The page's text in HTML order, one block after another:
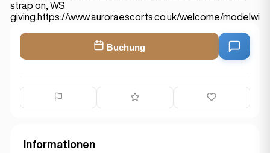
strap on, WS
giving.https://www.auroraescorts.co.uk/welcome/
Buchung
Informationen